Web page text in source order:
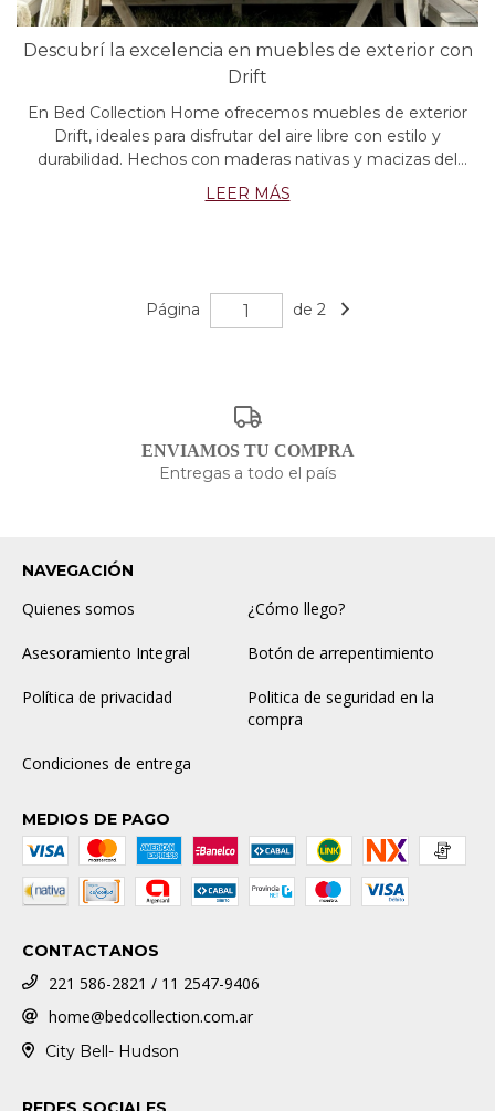
Descubrí la excelencia en muebles de exterior con
Drift
En Bed Collection Home ofrecemos muebles de exterior
Drift, ideales para disfrutar del aire libre con estilo y
durabilidad. Hechos con maderas nativas y macizas del
noreste argentino, estos muebles resisten las inclemencias
del tiempo y aportan un diseño sofisticado a terrazas, patios
LEER MÁS
Página de 2
ENVIAMOS TU COMPRA
Entregas a todo el país
NAVEGACIÓN
Quienes somos ¿Cómo llego?
Asesoramiento Integral Botón de arrepentimiento
Política de privacidad
Politica de seguridad en la
compra
Condiciones de entrega
MEDIOS DE PAGO
CONTACTANOS
221 586-2821 / 11 2547-9406
home@bedcollection.com.ar
City Bell- Hudson